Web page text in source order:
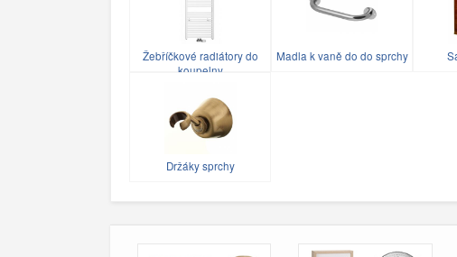
Žebříčkové radiátory do
koupelny
Madla k vaně do do sprchy
Držáky sprchy